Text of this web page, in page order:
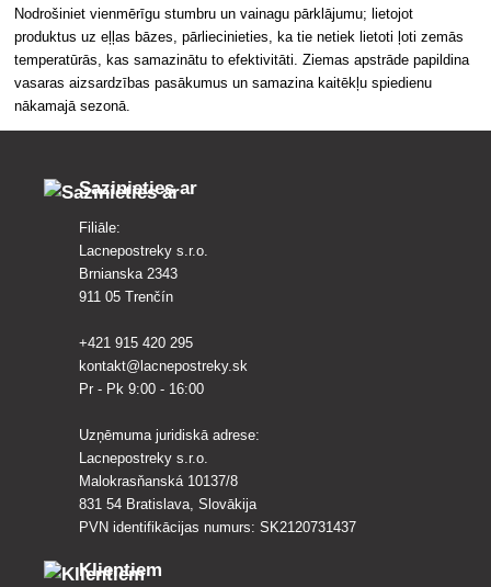
Nodrošiniet vienmērīgu stumbru un vainagu pārklājumu; lietojot
produktus uz eļļas bāzes, pārliecinieties, ka tie netiek lietoti ļoti zemās
temperatūrās, kas samazinātu to efektivitāti. Ziemas apstrāde papildina
vasaras aizsardzības pasākumus un samazina kaitēkļu spiedienu
nākamajā sezonā.
Sazinieties ar
Filiāle:
Lacnepostreky s.r.o.
Brnianska 2343
911 05 Trenčín
+421 915 420 295
kontakt@lacnepostreky.sk
Pr - Pk 9:00 - 16:00
Uzņēmuma juridiskā adrese:
Lacnepostreky s.r.o.
Malokrasňanská 10137/8
831 54 Bratislava, Slovākija
PVN identifikācijas numurs: SK2120731437
Klientiem